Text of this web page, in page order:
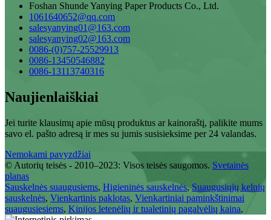
Foshan Shunde Yanying Paper Products Co., Ltd.
1061640652@qq.com
salesyanying01@163.com
salesyanying02@163.com
0086-(0)757-25529913
0086-13450546882
0086-13113740316
Naujienlaiškiai
Jei turite klausimų apie mūsų produktus ar kainoraštį, palikite mums
savo el. pašto adresą ir mes su jumis susisieksime per 24 valandas.
Nemokami pavyzdžiai
© Autorių teisės - 2010–2023: Visos teisės saugomos. Svetainės
planas
Sauskelnės suaugusiems, Higieninės sauskelnės,Suaugusiųjų kelnių
sauskelnės, Vienkartinis paklotas, Vienkartiniai paminkštinimai
suaugusiesiems, Kinijos letenėlių ir tualetinių pagalvėlių kaina,